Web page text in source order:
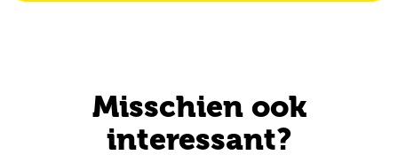
Misschien ook
interessant?